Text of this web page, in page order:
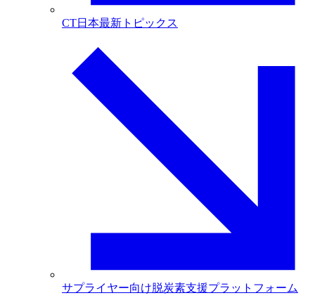
CT日本最新トピックス
サプライヤー向け脱炭素支援プラットフォーム